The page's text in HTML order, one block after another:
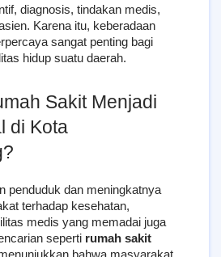
diagnosis, tindakan medis,
Karena itu, keberadaan
sangat penting bagi
hidup suatu daerah.
Sakit Menjadi
di Kota
penduduk dan meningkatnya
terhadap kesehatan,
medis yang memadai juga
seperti rumah sakit